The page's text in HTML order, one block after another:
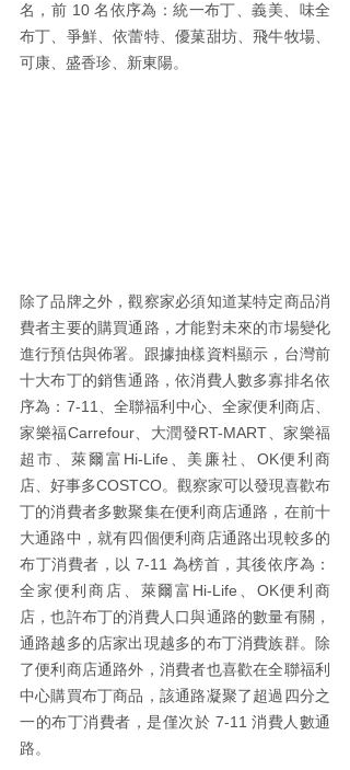
名，前 10 名依序為：統一布丁、義美、味全
布丁、爭鮮、依蕾特、優菓甜坊、飛牛牧場、
可康、盛香珍、新東陽。
除了品牌之外，觀察家必須知道某特定商品消
費者主要的購買通路，才能對未來的市場變化
進行預估與佈署。跟據抽樣資料顯示，台灣前
十大布丁的銷售通路，依消費人數多寡排名依
序為：7-11、全聯福利中心、全家便利商店、
家樂福Carrefour、大潤發RT-MART、家樂福
超市、萊爾富Hi-Life、美廉社、OK便利商
店、好事多COSTCO。觀察家可以發現喜歡布
丁的消費者多數聚集在便利商店通路，在前十
大通路中，就有四個便利商店通路出現較多的
布丁消費者，以 7-11 為榜首，其後依序為：
全家便利商店、萊爾富Hi-Life、OK便利商
店，也許布丁的消費人口與通路的數量有關，
通路越多的店家出現越多的布丁消費族群。除
了便利商店通路外，消費者也喜歡在全聯福利
中心購買布丁商品，該通路凝聚了超過四分之
一的布丁消費者，是僅次於 7-11 消費人數通
路。